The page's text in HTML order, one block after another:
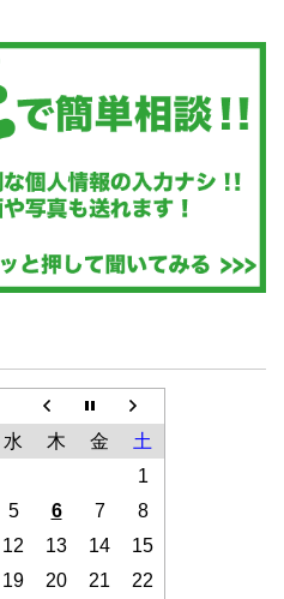
水 木 金
土
1
5 6 7
8
12 13 14
15
19 20 21
22